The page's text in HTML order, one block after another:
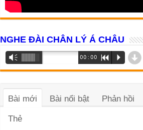
NGHE ĐÀI CHÂN LÝ Á CHÂU
Trình
phát
âm
Vm 00:00 R P d
Bài mới Bài nổi bật Phản hồi
Thẻ